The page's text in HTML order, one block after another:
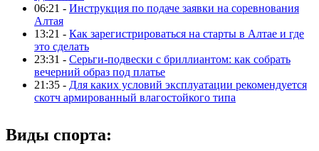
06:21 - Инструкция по подаче заявки на соревнования
Алтая
13:21 - Как зарегистрироваться на старты в Алтае и где
это сделать
23:31 - Серьги-подвески с бриллиантом: как собрать
вечерний образ под платье
21:35 - Для каких условий эксплуатации рекомендуется
скотч армированный влагостойкого типа
Виды спорта: